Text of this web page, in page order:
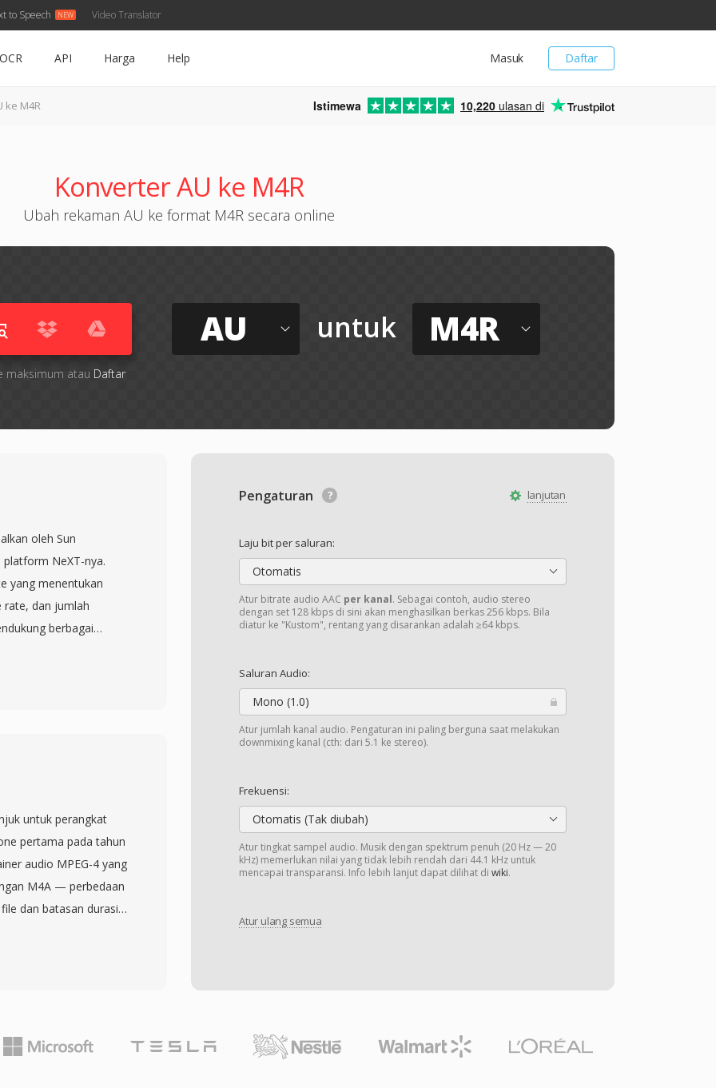
to Speech Video Translator
Daftar
Masuk
OCR API Harga Help
ke M4R Istimewa 10,220 ulasan di
Konverter AU ke M4R
Ubah rekaman AU ke format M4R secara online
maksimum atau Daftar
AU untuk M4R
lanjutan
Pengaturan
Laju bit per saluran:
Otomatis
Atur bitrate audio AAC per kanal. Sebagai contoh, audio stereo
dengan set 128 kbps di sini akan menghasilkan berkas 256 kbps. Bila
diatur ke "Kustom", rentang yang disarankan adalah ≥64 kbps.
Saluran Audio:
Mono (1.0)
Atur jumlah kanal audio. Pengaturan ini paling berguna saat melakukan
downmixing kanal (cth: dari 5.1 ke stereo).
Frekuensi:
Otomatis (Tak diubah)
Atur tingkat sampel audio. Musik dengan spektrum penuh (20 Hz — 20
kHz) memerlukan nilai yang tidak lebih rendah dari 44.1 kHz untuk
mencapai transparansi. Info lebih lanjut dapat dilihat di wiki.
Atur ulang semua
oleh Sun
NeXT-nya.
yang menentukan
rate, dan jumlah
berbagai
pada berbagai
yang kompak dan
Opsi mu-
kualitas
detik — setengah dari
berharga ketika
Meskipun format
konsumen, format
untuk perangkat
pertama pada tahun
audio MPEG-4 yang
M4A — perbedaan
dan batasan durasi
Apple memilih
AAC,
dan mengganti